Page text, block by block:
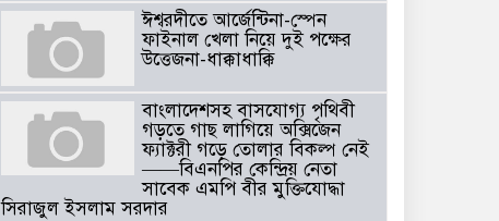
ঈশ্বরদীতে আর্জেন্টিনা-স্পেন
ফাইনাল খেলা নিয়ে দুই পক্ষের
উত্তেজনা-ধাক্কাধাক্কি
বাংলাদেশসহ বাসযোগ্য পৃথিবী
গড়তে গাছ লাগিয়ে অক্সিজেন
ফ্যাক্টরী গড়ে তোলার বিকল্প নেই
——বিএনপির কেন্দ্রিয় নেতা
সাবেক এমপি বীর মুক্তিযোদ্ধা
সিরাজুল ইসলাম সরদার